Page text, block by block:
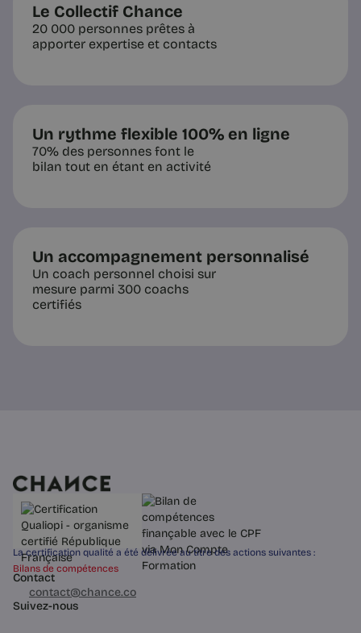
Le Collectif Chance
20 000 personnes prêtes à
apporter expertise et contacts
Un rythme flexible 100% en ligne
70% des personnes font le
bilan tout en étant en activité
Un accompagnement personnalisé
Un coach personnel choisi sur
mesure parmi 300 coachs
certifiés
La certification qualité a été délivrée au titre des actions suivantes :
Bilans de compétences
Contact
03 60 84 01 14
contact@chance.co
Suivez-nous